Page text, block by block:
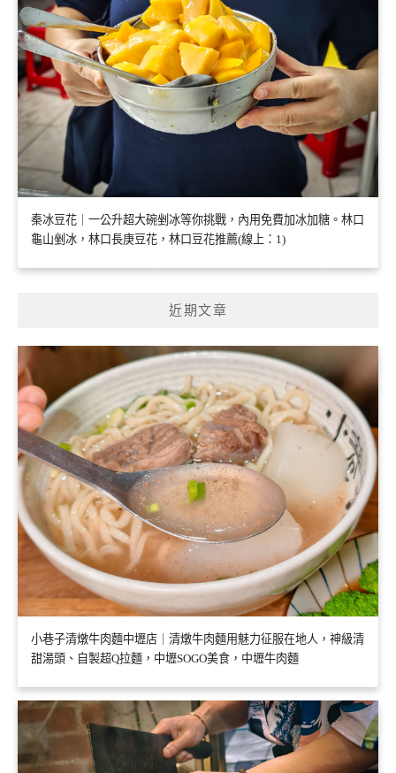
秦冰豆花｜一公升超大碗剉冰等你挑戰，內用免費加冰加糖。林口
龜山剉冰，林口長庚豆花，林口豆花推薦(線上：1)
近期文章
小巷子清燉牛肉麵中壢店｜清燉牛肉麵用魅力征服在地人，神級清
甜湯頭、自製超Q拉麵，中壢SOGO美食，中壢牛肉麵